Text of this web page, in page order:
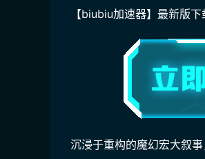
【biubiu加速器】最新版下
沉浸于重构的魔幻宏大叙